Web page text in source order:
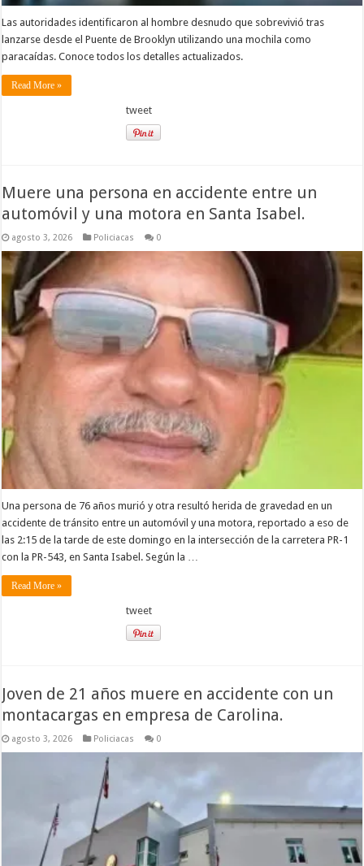
Las autoridades identificaron al hombre desnudo que sobrevivió tras
lanzarse desde el Puente de Brooklyn utilizando una mochila como
paracaídas. Conoce todos los detalles actualizados.
Read More »
tweet
Muere una persona en accidente entre un
automóvil y una motora en Santa Isabel.
agosto 3, 2026 Policiacas 0
Una persona de 76 años murió y otra resultó herida de gravedad en un
accidente de tránsito entre un automóvil y una motora, reportado a eso de
las 2:15 de la tarde de este domingo en la intersección de la carretera PR-1
con la PR-543, en Santa Isabel. Según la …
Read More »
tweet
Joven de 21 años muere en accidente con un
montacargas en empresa de Carolina.
agosto 3, 2026 Policiacas 0